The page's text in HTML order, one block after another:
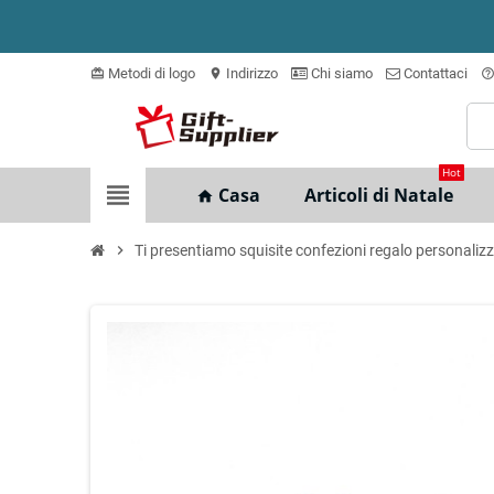
card_giftcard Metodi di logo location_on Indirizzo Chi siamo Contattaci help_outline
view_headline home Casa Articoli di Natale
Hot
chevron_right Ti presentiamo squisite confezioni regalo